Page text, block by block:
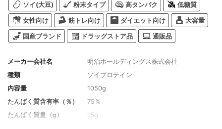
ソイ(大豆) 粉末タイプ 高タンパク 低糖質
女性向け 筋トレ向け ダイエット向け 大容量
国産ブランド ドラッグストア品 通販品
メーカー会社名
明治ホールディングス株式会社
種類
ソイプロテイン
内容量
1050g
たんぱく質含有率（％）
75％
たんぱく質量（g）
15g